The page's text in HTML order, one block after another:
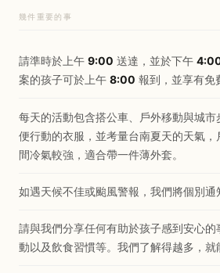
幾件重要的事
請準時於上午 9:00 送達，並於下午
案的孩子可於上午 8:00 報到，並享有免
每天的活動包含搭公車、戶外移動與城
便行動的衣服，並考量台南夏天的天氣
間冷氣較強，適合帶一件薄外套。
如遇天候不佳或颱風警報，我們將個別通
請與我們分享任何有助於孩子感到安心
動以及飲食習慣等。我們了解得越多，就